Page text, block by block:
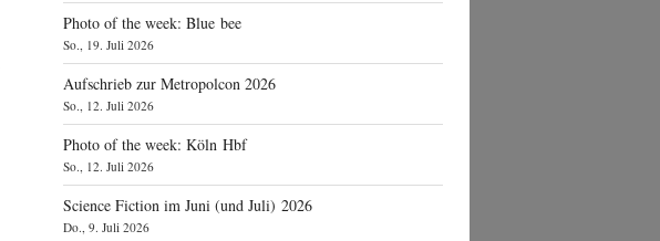
Photo of the week: Blue bee
So., 19. Juli 2026
Aufschrieb zur Metropolcon 2026
So., 12. Juli 2026
Photo of the week: Köln Hbf
So., 12. Juli 2026
Science Fiction im Juni (und Juli) 2026
Do., 9. Juli 2026